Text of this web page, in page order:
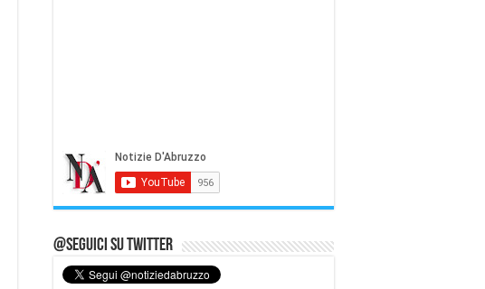
@Seguici su Twitter